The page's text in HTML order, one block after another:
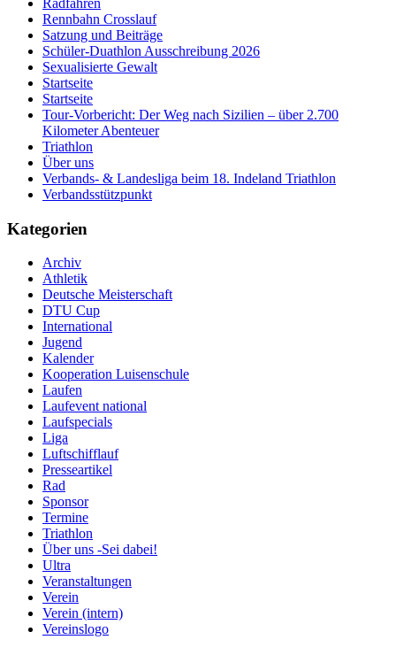
Rennbahn Crosslauf
Satzung und Beiträge
Schüler-Duathlon Ausschreibung 2026
Sexualisierte Gewalt
Startseite
Startseite
Tour-Vorbericht: Der Weg nach Sizilien – über 2.700
Kilometer Abenteuer
Triathlon
Über uns
Verbands- & Landesliga beim 18. Indeland Triathlon
Verbandsstützpunkt
Kategorien
Archiv
Athletik
Deutsche Meisterschaft
DTU Cup
International
Jugend
Kalender
Kooperation Luisenschule
Laufen
Laufevent national
Laufspecials
Liga
Luftschifflauf
Presseartikel
Rad
Sponsor
Termine
Triathlon
Über uns -Sei dabei!
Ultra
Veranstaltungen
Verein
Verein (intern)
Vereinslogo